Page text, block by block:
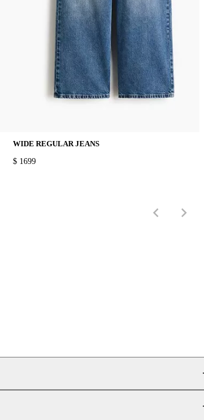
WIDE REGULAR JEANS
PRICE:
$ 1699